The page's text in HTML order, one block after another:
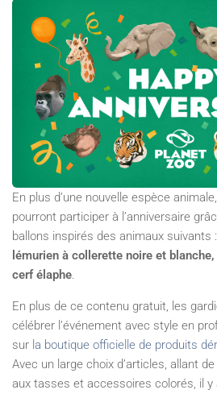
En plus d’une nouvelle espèce
pourront participer à l’anniversaire
ballons inspirés des animaux suivants :
lémurien à collerette noire et
cerf élaphe.
En plus de ce contenu gratuit, les
célébrer l’événement avec style en
sur la boutique officielle de produits
Avec un large choix d’articles, allant
aux tasses et accessoires colorés, il